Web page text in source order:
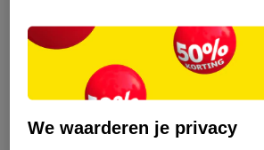
Pijn bij lopen nu je baby is
Als je baby volledig ingedaald is kan het
We waarderen je privacy